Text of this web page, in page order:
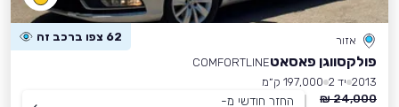
אזור 62 צפו ברכב זה
פולקסווגן פאסאטCOMFORTLINE
2013 יד 2
197,000 ק״מ
24,000 ₪
החזר חודשי מ-